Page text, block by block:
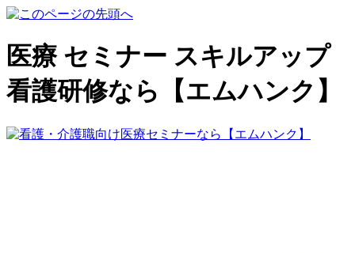
医療 セミナー スキルアップ
看護研修なら【エムハンク】